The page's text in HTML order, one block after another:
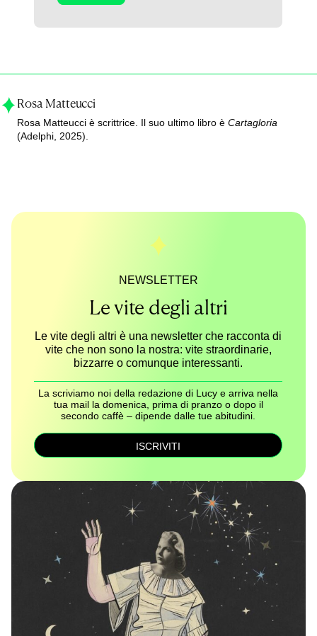
Rosa Matteucci
Rosa Matteucci è scrittrice. Il suo ultimo libro èCartagloria
(Adelphi, 2025).
NEWSLETTER
Le vite degli altri
Le vite degli altri è una newsletter che racconta di
vite che non sono la nostra: vite straordinarie,
bizzarre o comunque interessanti.
La scriviamo noi della redazione di Lucy e arriva nella
tua mail la domenica, prima di pranzo o dopo il
secondo caffè – dipende dalle tue abitudini.
ISCRIVITI